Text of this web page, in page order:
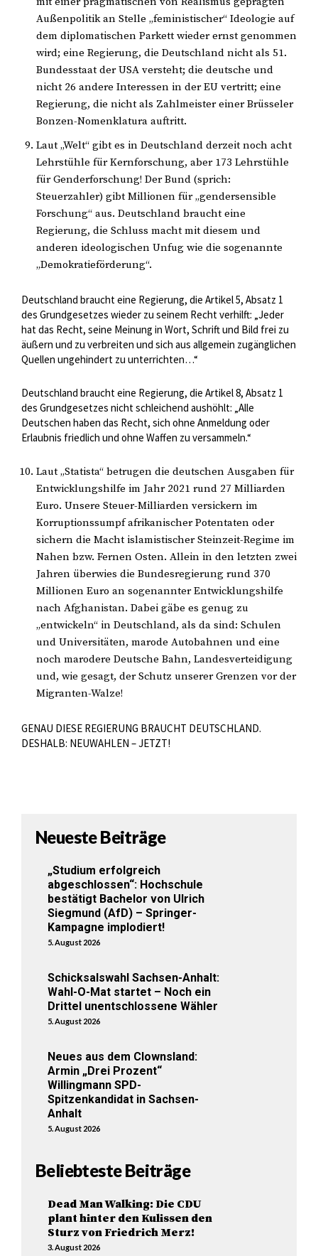
Außenpolitik an Stelle „feministischer“ Ideologie auf
dem diplomatischen Parkett wieder ernst genommen
wird; eine Regierung, die Deutschland nicht als 51.
Bundesstaat der USA versteht; die deutsche und
nicht 26 andere Interessen in der EU vertritt; eine
Regierung, die nicht als Zahlmeister einer Brüsseler
Bonzen-Nomenklatura auftritt.
Laut „Welt“ gibt es in Deutschland derzeit noch acht
Lehrstühle für Kernforschung, aber 173 Lehrstühle
für Genderforschung! Der Bund (sprich:
Steuerzahler) gibt Millionen für „gendersensible
Forschung“ aus. Deutschland braucht eine
Regierung, die Schluss macht mit diesem und
anderen ideologischen Unfug wie die sogenannte
„Demokratieförderung“.
Deutschland braucht eine Regierung, die Artikel 5, Absatz 1
des Grundgesetzes wieder zu seinem Recht verhilft: „Jeder
hat das Recht, seine Meinung in Wort, Schrift und Bild frei zu
äußern und zu verbreiten und sich aus allgemein zugänglichen
Quellen ungehindert zu unterrichten…“
Deutschland braucht eine Regierung, die Artikel 8, Absatz 1
des Grundgesetzes nicht schleichend aushöhlt: „Alle
Deutschen haben das Recht, sich ohne Anmeldung oder
Erlaubnis friedlich und ohne Waffen zu versammeln.“
Laut „Statista“ betrugen die deutschen Ausgaben für
Entwicklungshilfe im Jahr 2021 rund 27 Milliarden
Euro. Unsere Steuer-Milliarden versickern im
Korruptionssumpf afrikanischer Potentaten oder
sichern die Macht islamistischer Steinzeit-Regime im
Nahen bzw. Fernen Osten. Allein in den letzten zwei
Jahren überwies die Bundesregierung rund 370
Millionen Euro an sogenannter Entwicklungshilfe
nach Afghanistan. Dabei gäbe es genug zu
„entwickeln“ in Deutschland, als da sind: Schulen
und Universitäten, marode Autobahnen und eine
noch marodere Deutsche Bahn, Landesverteidigung
und, wie gesagt, der Schutz unserer Grenzen vor der
Migranten-Walze!
GENAU DIESE REGIERUNG BRAUCHT DEUTSCHLAND.
DESHALB: NEUWAHLEN – JETZT!
Neueste Beiträge
„Studium erfolgreich
abgeschlossen“: Hochschule
bestätigt Bachelor von Ulrich
Siegmund (AfD) – Springer-
Kampagne implodiert!
5. August 2026
Schicksalswahl Sachsen-Anhalt:
Wahl-O-Mat startet – Noch ein
Drittel unentschlossene Wähler
5. August 2026
Neues aus dem Clownsland:
Armin „Drei Prozent“
Willingmann SPD-
Spitzenkandidat in Sachsen-
Anhalt
5. August 2026
Beliebteste Beiträge
Dead Man Walking: Die CDU
plant hinter den Kulissen den
Sturz von Friedrich Merz!
3. August 2026